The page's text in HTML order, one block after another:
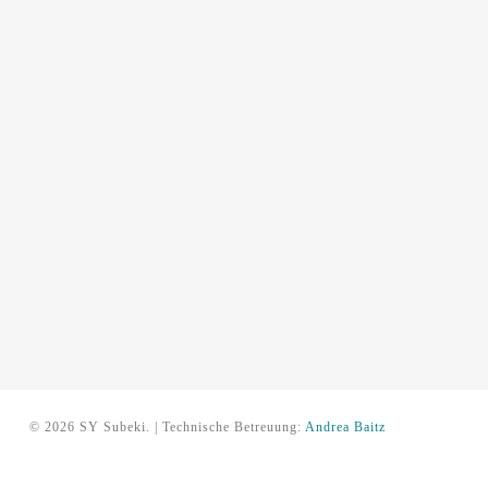
© 2026 SY Subeki. | Technische Betreuung: Andrea Baitz